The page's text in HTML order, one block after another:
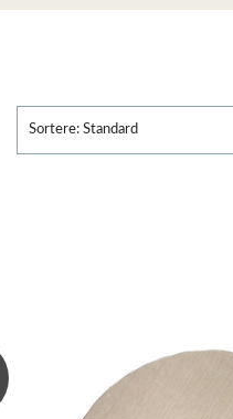
Sortere: Standard